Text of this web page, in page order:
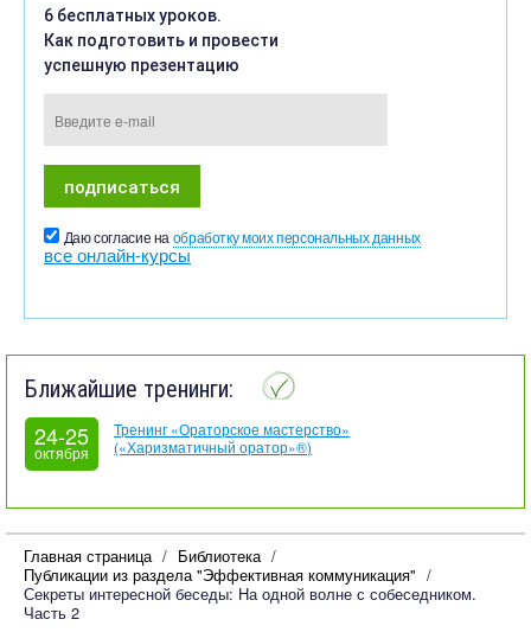
6 бесплатных уроков.
Как подготовить и провести
успешную презентацию
Даю согласие на обработку моих персональных данных
все онлайн-курсы
Ближайшие тренинги:
24-25
октября
Тренинг «Ораторское мастерство»
(«Харизматичный оратор»®)
Главная страница
Библиотека
Публикации из раздела "Эффективная коммуникация"
Секреты интересной беседы: На одной волне с собеседником.
Часть 2